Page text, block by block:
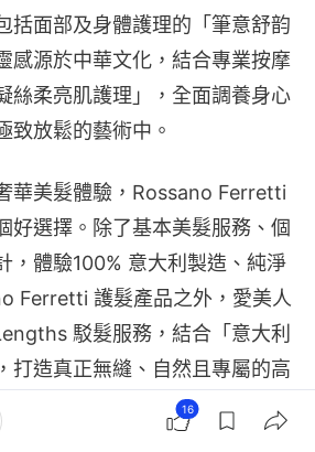
括面部及身體護理的「筆意舒韵
感源於中華文化，結合專業按摩
絲柔亮肌護理」，全面調養身心
致放鬆的藝術中。
華美髮體驗，Rossano Ferretti
好選擇。除了基本美髮服務、個
，體驗100% 意大利製造、純淨
Ferretti 護髮產品之外，愛美人
駁髮服務，結合「意大利
打造真正無縫、自然且專屬的高
16